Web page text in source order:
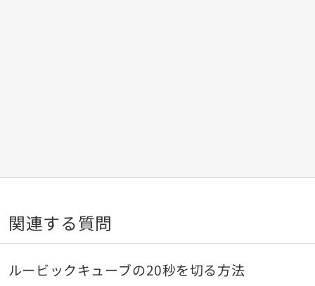
関連する質問
ルービックキューブの20秒を切る方法